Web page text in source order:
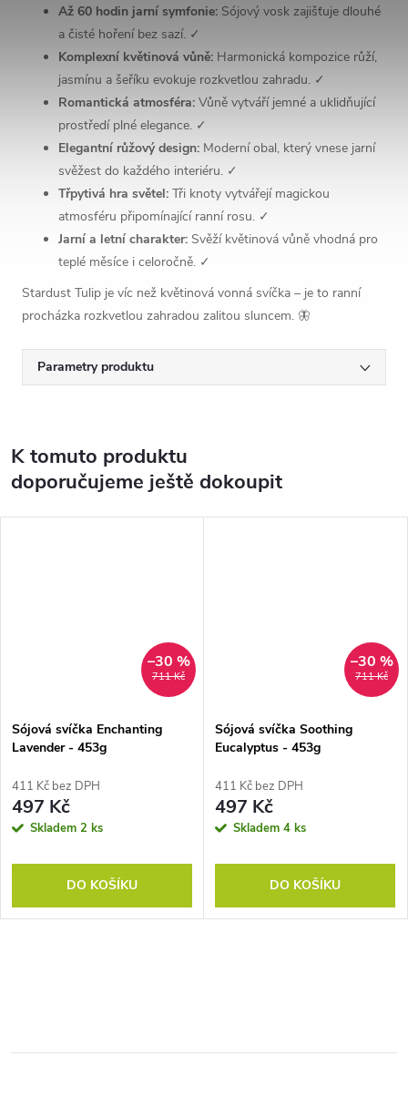
Až 60 hodin jarní symfonie: Sójový vosk zajišťuje dlouhé
a čisté hoření bez sazí. ✓
Komplexní květinová vůně: Harmonická kompozice růží,
jasmínu a šeříku evokuje rozkvetlou zahradu. ✓
Romantická atmosféra: Vůně vytváří jemné a uklidňující
prostředí plné elegance. ✓
Elegantní růžový design: Moderní obal, který vnese jarní
svěžest do každého interiéru. ✓
Třpytivá hra světel: Tři knoty vytvářejí magickou
atmosféru připomínající ranní rosu. ✓
Jarní a letní charakter: Svěží květinová vůně vhodná pro
teplé měsíce i celoročně. ✓
Stardust Tulip je víc než květinová vonná svíčka – je to ranní
procházka rozkvetlou zahradou zalitou sluncem. 🦋
Parametry produktu
K tomuto produktu
doporučujeme ještě dokoupit
711 Kč
–30 %
Sójová svíčka Enchanting
Lavender - 453g
411 Kč bez DPH
497 Kč
Skladem 2 ks
DO KOŠÍKU
711 Kč
–30 %
Sójová svíčka Soothing
Eucalyptus - 453g
411 Kč bez DPH
497 Kč
Skladem 4 ks
DO KOŠÍKU